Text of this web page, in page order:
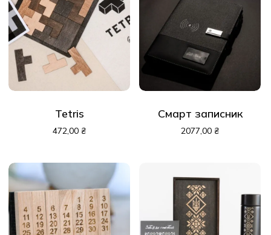
Tetris
472,00 ₴
Смарт записник
2077,00 ₴